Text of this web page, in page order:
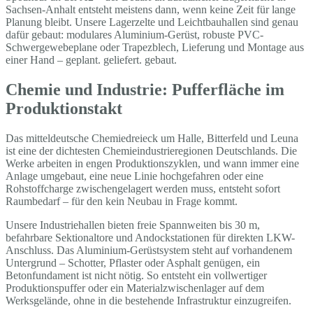
Sachsen-Anhalt entsteht meistens dann, wenn keine Zeit für lange
Planung bleibt. Unsere Lagerzelte und Leichtbauhallen sind genau
dafür gebaut: modulares Aluminium-Gerüst, robuste PVC-
Schwergewebeplane oder Trapezblech, Lieferung und Montage aus
einer Hand – geplant. geliefert. gebaut.
Chemie und Industrie: Pufferfläche im
Produktionstakt
Das mitteldeutsche Chemiedreieck um Halle, Bitterfeld und Leuna
ist eine der dichtesten Chemieindustrieregionen Deutschlands. Die
Werke arbeiten in engen Produktionszyklen, und wann immer eine
Anlage umgebaut, eine neue Linie hochgefahren oder eine
Rohstoffcharge zwischengelagert werden muss, entsteht sofort
Raumbedarf – für den kein Neubau in Frage kommt.
Unsere Industriehallen bieten freie Spannweiten bis 30 m,
befahrbare Sektionaltore und Andockstationen für direkten LKW-
Anschluss. Das Aluminium-Gerüstsystem steht auf vorhandenem
Untergrund – Schotter, Pflaster oder Asphalt genügen, ein
Betonfundament ist nicht nötig. So entsteht ein vollwertiger
Produktionspuffer oder ein Materialzwischenlager auf dem
Werksgelände, ohne in die bestehende Infrastruktur einzugreifen.